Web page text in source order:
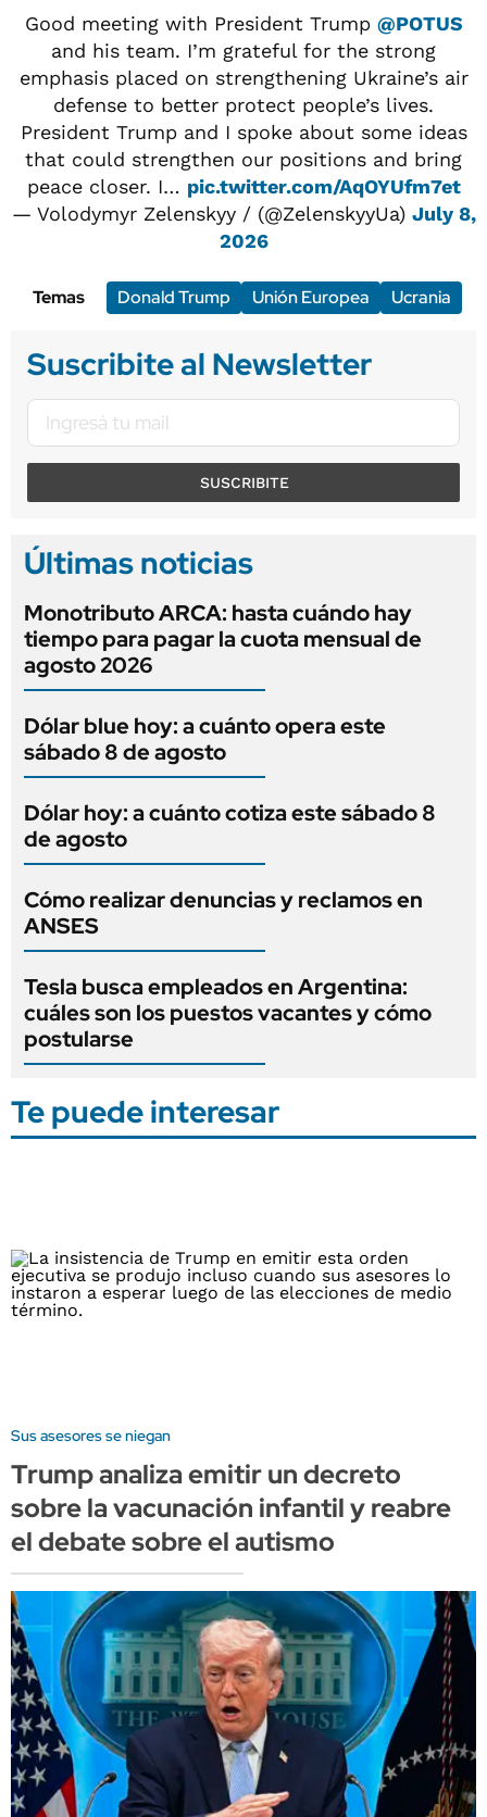
Good meeting with President Trump @POTUS
and his team. I’m grateful for the strong
emphasis placed on strengthening Ukraine’s air
defense to better protect people’s lives.
President Trump and I spoke about some ideas
that could strengthen our positions and bring
peace closer. I… pic.twitter.com/AqOYUfm7et
— Volodymyr Zelenskyy / (@ZelenskyyUa) July 8,
2026
Temas Donald Trump Unión Europea Ucrania
Suscribite al Newsletter
SUSCRIBITE
Últimas noticias
Monotributo ARCA: hasta cuándo hay
tiempo para pagar la cuota mensual de
agosto 2026
Dólar blue hoy: a cuánto opera este
sábado 8 de agosto
Dólar hoy: a cuánto cotiza este sábado 8
de agosto
Cómo realizar denuncias y reclamos en
ANSES
Tesla busca empleados en Argentina:
cuáles son los puestos vacantes y cómo
postularse
Te puede interesar
Sus asesores se niegan
Trump analiza emitir un decreto
sobre la vacunación infantil y reabre
el debate sobre el autismo